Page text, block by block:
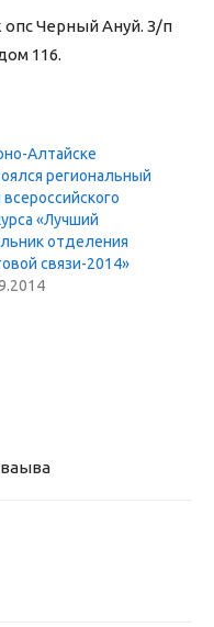
опс Черный Ануй. З/п
116.
Алтайске
региональный
всероссийского
«Лучший
отделения
связи-2014»